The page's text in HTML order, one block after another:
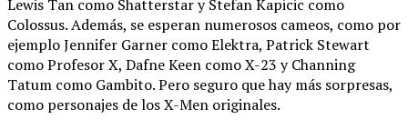
Lewis Tan como Shatterstar y Stefan Kapicic como
Colossus. Además, se esperan numerosos cameos, como por
ejemplo Jennifer Garner como Elektra, Patrick Stewart
como Profesor X, Dafne Keen como X-23 y Channing
Tatum como Gambito. Pero seguro que hay más sorpresas,
como personajes de los X-Men originales.